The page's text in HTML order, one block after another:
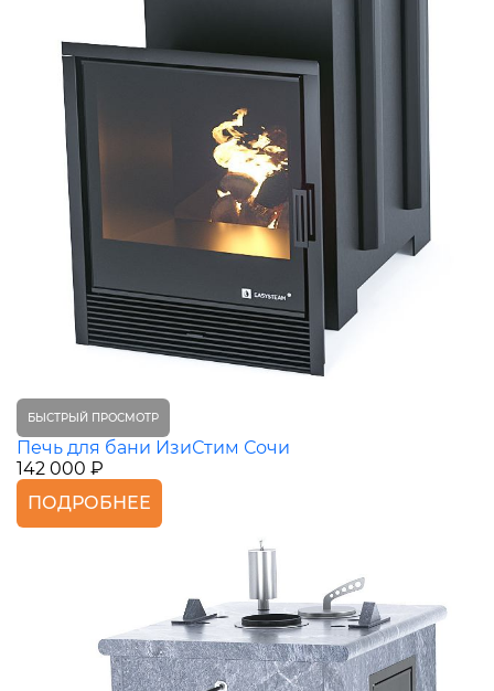
БЫСТРЫЙ ПРОСМОТР
Печь для бани ИзиСтим Сочи
142 000 ₽
ПОДРОБНЕЕ